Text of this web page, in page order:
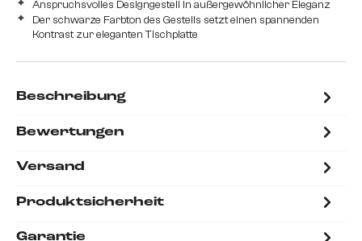
Anspruchsvolles Designgestell in außergewöhnlicher Eleganz
Der schwarze Farbton des Gestells setzt einen spannenden
Kontrast zur eleganten Tischplatte
Beschreibung
Bewertungen
Versand
Produktsicherheit
Garantie